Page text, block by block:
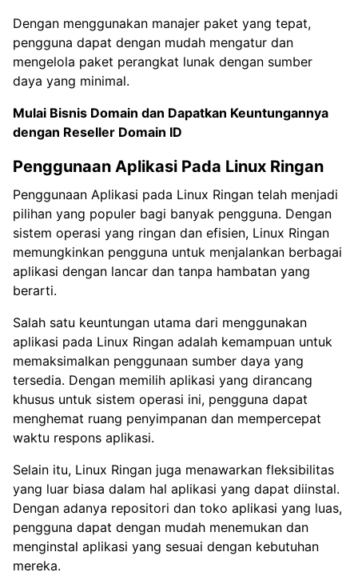
Dengan menggunakan manajer paket yang tepat,
pengguna dapat dengan mudah mengatur dan
mengelola paket perangkat lunak dengan sumber
daya yang minimal.
Mulai Bisnis Domain dan Dapatkan Keuntungannya
dengan Reseller Domain ID
Penggunaan Aplikasi Pada Linux Ringan
Penggunaan Aplikasi pada Linux Ringan telah menjadi
pilihan yang populer bagi banyak pengguna. Dengan
sistem operasi yang ringan dan efisien, Linux Ringan
memungkinkan pengguna untuk menjalankan berbagai
aplikasi dengan lancar dan tanpa hambatan yang
berarti.
Salah satu keuntungan utama dari menggunakan
aplikasi pada Linux Ringan adalah kemampuan untuk
memaksimalkan penggunaan sumber daya yang
tersedia. Dengan memilih aplikasi yang dirancang
khusus untuk sistem operasi ini, pengguna dapat
menghemat ruang penyimpanan dan mempercepat
waktu respons aplikasi.
Selain itu, Linux Ringan juga menawarkan fleksibilitas
yang luar biasa dalam hal aplikasi yang dapat diinstal.
Dengan adanya repositori dan toko aplikasi yang luas,
pengguna dapat dengan mudah menemukan dan
menginstal aplikasi yang sesuai dengan kebutuhan
mereka.